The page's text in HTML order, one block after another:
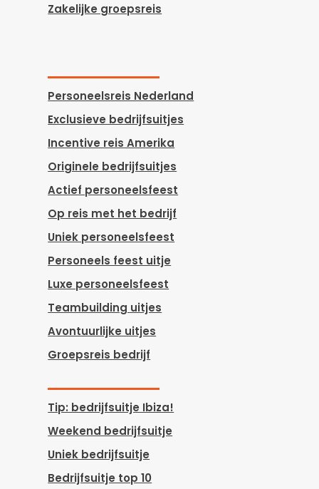
Zakelijke groepsreis
Personeelsreis Nederland
Exclusieve bedrijfsuitjes
Incentive reis Amerika
Originele bedrijfsuitjes
Actief personeelsfeest
Op reis met het bedrijf
Uniek personeelsfeest
Personeels feest uitje
Luxe personeelsfeest
Teambuilding uitjes
Avontuurlijke uitjes
Groepsreis bedrijf
Tip: bedrijfsuitje Ibiza!
Weekend bedrijfsuitje
Uniek bedrijfsuitje
Bedrijfsuitje top 10